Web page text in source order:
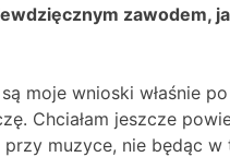
zawodem,
moje wnioski właśnie
Chciałam jeszcze
muzyce, nie będąc w